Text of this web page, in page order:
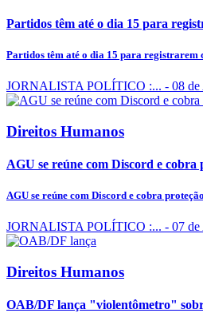
Partidos têm até o dia 15 para
Partidos têm até o dia 15 para registrarem
JORNALISTA POLÍTICO :... - 08
Direitos Humanos
AGU se reúne com Discord e
AGU se reúne com Discord e cobra
JORNALISTA POLÍTICO :... - 07
Direitos Humanos
OAB/DF lança "violentômetro"